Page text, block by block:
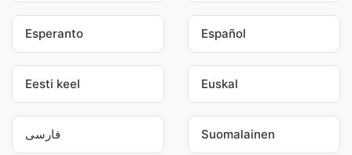
Esperanto Español
Eesti keel Euskal
فارسی Suomalainen